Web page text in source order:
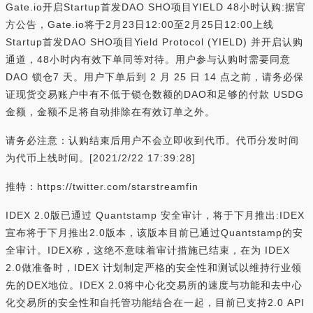
Gate.io开启Startup首发DAO SHO项目YIELD 48小时认购:据官
方公告，Gate.io将于2月23日12:00至2月25日12:00上线
Startup首发DAO SHO项目Yield Protocol (YIELD) 并开启认购
通道，48小时内有效下单同等对待。用户参与认购时需要同意
DAO 锁仓7 天。用户下单后到 2 月 25 日 14 点之前，请务必保
证现货交易账户中有不低于锁仓数额的DAO和足够的付款 USDG
金额，金额不足将自动排除在有效订单之外。
请务必注意：认购结束后用户不会立即收到代币。代币分发时间
为代币上线时间。[2021/2/22 17:39:28]
推特：https://twitter.com/starstreamfin
IDEX 2.0版已通过 Quantstamp 安全审计，将于下月推出:IDEX
宣布将于下月推出2.0版本，该版本目前已通过Quantstamp的安
全审计。IDEX称，这绝不意味着审计措施已结束，在为 IDEX
2.0做准备时，IDEX 计划制定严格的安全性和测试以维持行业领
先的DEX地位。IDEX 2.0将中心化交易所的速度与功能和去中心
化交易所的安全性和自托管功能结合在一起，目前已支持2.0 API